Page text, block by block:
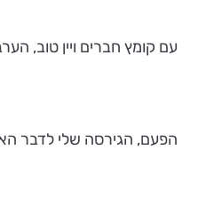
עם קומץ חברים ויין טוב,
הפעם, הגירסה שלי לדבר